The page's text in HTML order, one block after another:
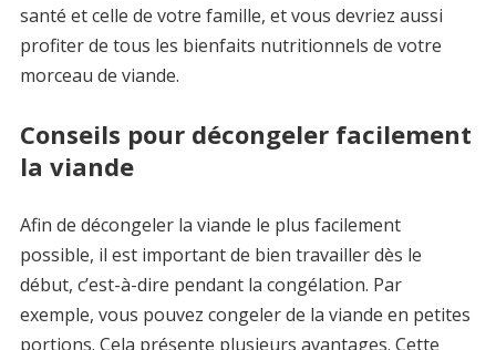
santé et celle de votre famille, et vous devriez aussi
profiter de tous les bienfaits nutritionnels de votre
morceau de viande.
Conseils pour décongeler facilement
la viande
Afin de décongeler la viande le plus facilement
possible, il est important de bien travailler dès le
début, c’est-à-dire pendant la congélation. Par
exemple, vous pouvez congeler de la viande en petites
portions. Cela présente plusieurs avantages. Cette